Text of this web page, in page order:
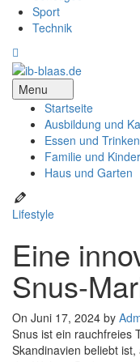
Sport
Technik
Menu
Startseite
Ausbildung und
Essen und Trinken
Familie und Kinder
Haus und Garten
Lifestyle
Eine
Snus-
On Juni 17, 2024 by
Snus ist ein rauchfreies
Skandinavien beliebt